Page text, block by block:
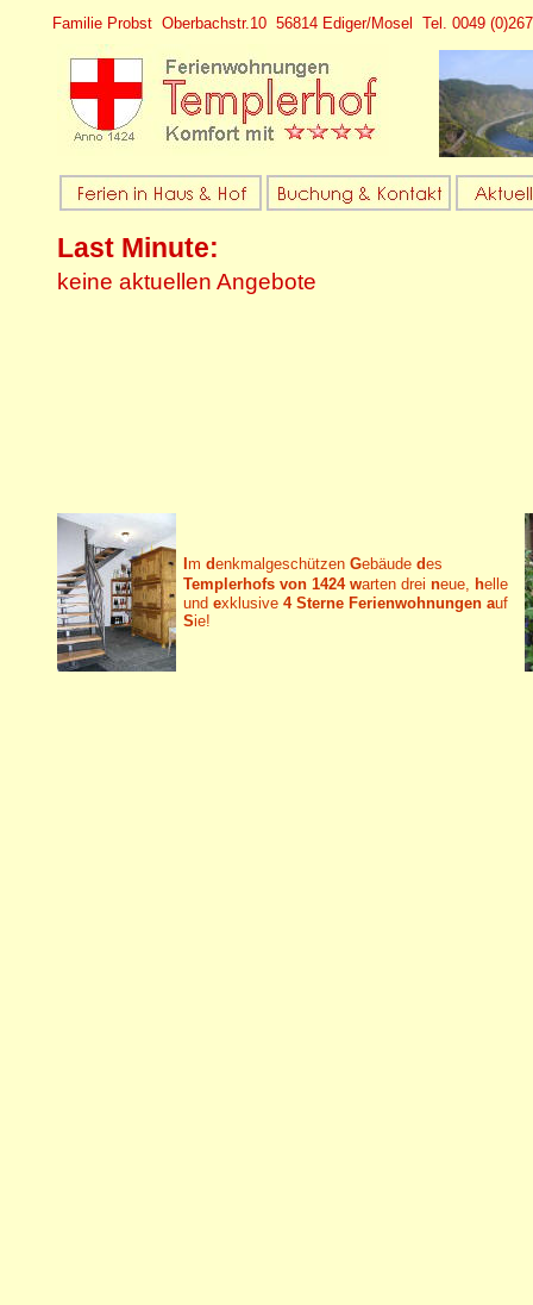
Familie Probst Oberbachstr.10 56814 Ediger/Mosel Tel. 0049
Last Minute:
keine aktuellen Angebote
m denkmalgeschützen Gebäude des
Templerhofs von 1424 warten drei neue, helle
und exklusive 4 Sterne Ferienwohnungen auf
Sie!